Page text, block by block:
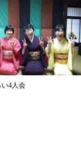
い4人会